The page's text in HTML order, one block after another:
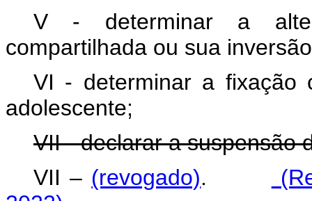
V - determinar a
compartilhada ou sua
VI - determinar a fixação
adolescente;
VII - declarar a suspensão
VII – (revogado).